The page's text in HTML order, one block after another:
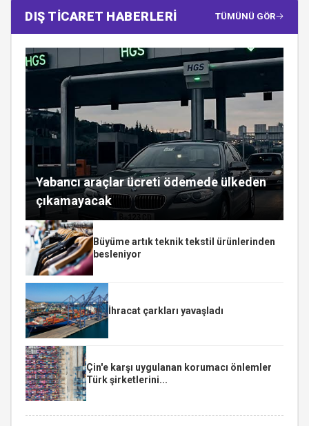
DIŞ TİCARET HABERLERİ TÜMÜNÜ GÖR
Yabancı araçlar ücreti ödemede ülkeden
çıkamayacak
Büyüme artık teknik tekstil ürünlerinden
besleniyor
İhracat çarkları yavaşladı
Çin'e karşı uygulanan korumacı önlemler
Türk şirketlerini...